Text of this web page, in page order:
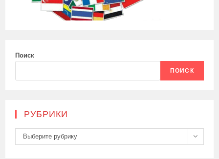
Поиск
ПОИСК
РУБРИКИ
Рубрики
Выберите рубрику